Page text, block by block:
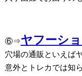
⑥⇒ヤフーシ
穴場の通販といえば
意外とトレカでは知